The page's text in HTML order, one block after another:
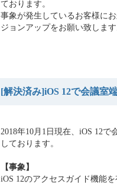
ております。
事象が発生しているお客様に
ジョンアップをお願い致します
[解決済み]iOS 12で会議室
2018年10月1日現在、iOS 12
しております。
【事象】
iOS 12のアクセスガイド機能